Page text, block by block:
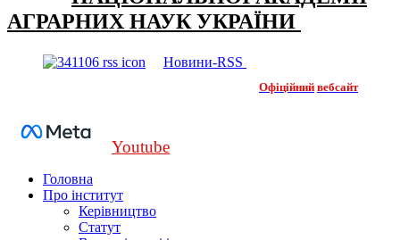
АГРАРНИХ НАУК УКРАЇНИ
Новини-RSS
Офіційний вебсайт
Youtube
Головна
Про інститут
Керівництво
Статут